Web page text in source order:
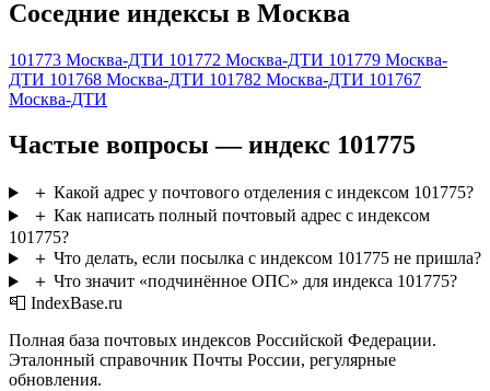
Соседние индексы в Москва
101773 Москва-ДТИ 101772 Москва-ДТИ 101779 Москва-
ДТИ 101768 Москва-ДТИ 101782 Москва-ДТИ 101767
Москва-ДТИ
Частые вопросы — индекс 101775
＋ Какой адрес у почтового отделения с индексом 101775?
＋ Как написать полный почтовый адрес с индексом
101775?
＋ Что делать, если посылка с индексом 101775 не пришла?
＋ Что значит «подчинённое ОПС» для индекса 101775?
📮 IndexBase.ru
Полная база почтовых индексов Российской Федерации.
Эталонный справочник Почты России, регулярные
обновления.